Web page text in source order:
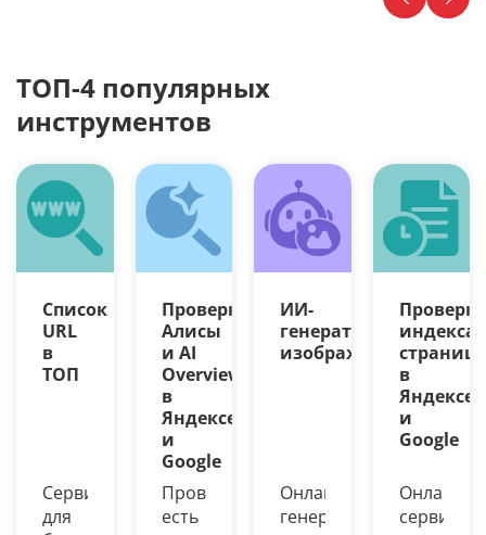
ТОП-4 популярных
инструментов
Список
URL
в
ТОП
Сервис
для
Проверка
Алисы
и AI
Overview
в
Яндексе
и
Google
Проверьте,
есть
ИИ-
генератор
изображений
Онлайн-
генерация
Проверка
страниц
в
Яндексе
и
Google
Онлайн-
сервис